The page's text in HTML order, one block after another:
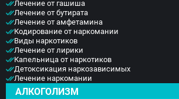
Лечение от гашиша
Лечение от бутирата
Лечение от амфетамина
Кодирование от наркомании
Виды наркотиков
Лечение от лирики
Капельница от наркотиков
Детоксикация наркозависимых
Лечение наркомании
АЛКОГОЛИЗМ